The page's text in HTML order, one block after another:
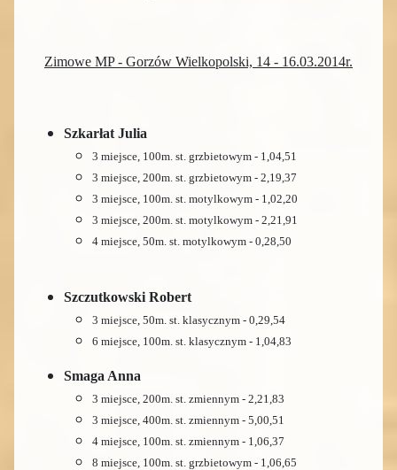
Zimowe MP - Gorzów Wielkopolski, 14 - 16.03.2014r.
Szkarłat Julia
3 miejsce, 100m. st. grzbietowym - 1,04,51
3 miejsce, 200m. st. grzbietowym - 2,19,37
3 miejsce, 100m. st. motylkowym - 1,02,20
3 miejsce, 200m. st. motylkowym - 2,21,91
4 miejsce, 50m. st. motylkowym - 0,28,50
Szczutkowski Robert
3 miejsce, 50m. st. klasycznym - 0,29,54
6 miejsce, 100m. st. klasycznym - 1,04,83
Smaga Anna
3 miejsce, 200m. st. zmiennym - 2,21,83
3 miejsce, 400m. st. zmiennym - 5,00,51
4 miejsce, 100m. st. zmiennym - 1,06,37
8 miejsce, 100m. st. grzbietowym - 1,06,65